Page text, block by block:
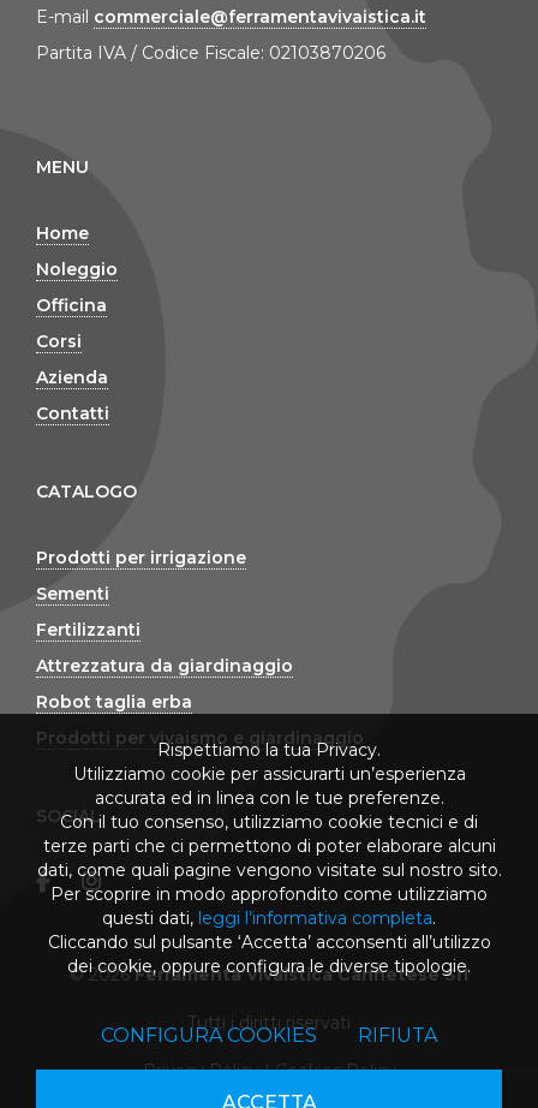
E-mail commerciale@ferramentavivaistica.it
Partita IVA / Codice Fiscale: 02103870206
MENU
Home
Noleggio
Officina
Corsi
Azienda
Contatti
CATALOGO
Prodotti per irrigazione
Sementi
Fertilizzanti
Attrezzatura da giardinaggio
Robot taglia erba
Prodotti per vivaismo e giardinaggio
SOCIAL
© 2026Ferramenta Vivaistica Cannetese Srl
Tutti i diritti riservati
Privacy Policy|Cookies Policy
Rispettiamo la tua Privacy.
Utilizziamo cookie per assicurarti un’esperienza
accurata ed in linea con le tue preferenze.
Con il tuo consenso, utilizziamo cookie tecnici e di
terze parti che ci permettono di poter elaborare alcuni
dati, come quali pagine vengono visitate sul nostro sito.
Per scoprire in modo approfondito come utilizziamo
questi dati, leggi l’informativa completa.
Cliccando sul pulsante ‘Accetta’ acconsenti all’utilizzo
dei cookie, oppure configura le diverse tipologie.
CONFIGURA COOKIES RIFIUTA
ACCETTA